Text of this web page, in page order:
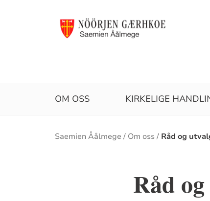
OM OSS KIRKELIGE
Brødsmulesti
Saemien Åålmege Om oss Råd og
Råd